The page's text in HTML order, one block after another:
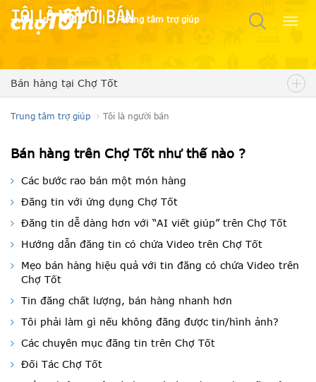
Trung tâm trợ giúp
Tôi là người bán
Bán hàng tại Chợ Tốt
Trung tâm trợ giúp Tôi là người bán
Bán hàng trên Chợ Tốt như thế nào ?
Các bước rao bán một món hàng
Đăng tin với ứng dụng Chợ Tốt
Đăng tin dễ dàng hơn với “AI viết giúp” trên Chợ Tốt
Hướng dẫn đăng tin có chứa Video trên Chợ Tốt
Mẹo bán hàng hiệu quả với tin đăng có chứa Video trên
Chợ Tốt
Tin đăng chất lượng, bán hàng nhanh hơn
Tôi phải làm gì nếu không đăng được tin/hình ảnh?
Các chuyên mục đăng tin trên Chợ Tốt
Đối Tác Chợ Tốt